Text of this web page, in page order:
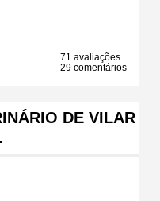
71 avaliações
29 comentários
DE VILAR